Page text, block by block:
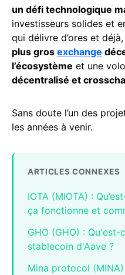
un défi technologique
investisseurs solides et
qui délivre d’ores et
plus gros exchange
l’écosystème et une
décentralisé et
Sans doute l’un des
les années à venir.
ARTICLES CONNEXES
IOTA (MIOTA) :
ça fonctionne et
GHO (GHO) : Qu'est-
stablecoin d'Aave ?
Mina protocol